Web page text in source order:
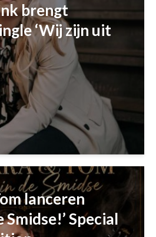
brengt
‘Wij zijn uit
lanceren
Smidse!’ Special